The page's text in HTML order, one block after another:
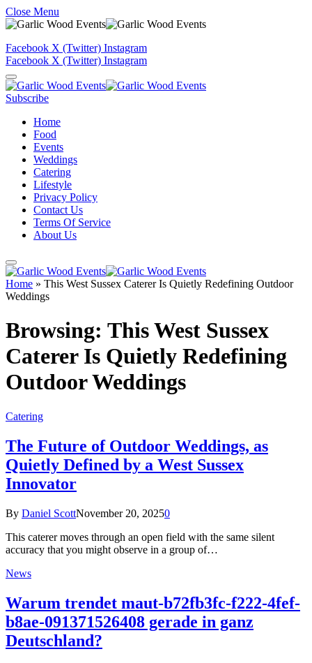
Close Menu
Facebook X (Twitter) Instagram
Facebook X (Twitter) Instagram
Subscribe
Home
Food
Events
Weddings
Catering
Lifestyle
Privacy Policy
Contact Us
Terms Of Service
About Us
Home » This West Sussex Caterer Is Quietly Redefining Outdoor
Weddings
Browsing: This West Sussex
Caterer Is Quietly Redefining
Outdoor Weddings
Catering
The Future of Outdoor Weddings, as
Quietly Defined by a West Sussex
Innovator
By Daniel ScottNovember 20, 20250
This caterer moves through an open field with the same silent
accuracy that you might observe in a group of…
News
Warum trendet maut-b72fb3fc-f222-4fef-
b8ae-091371526408 gerade in ganz
Deutschland?